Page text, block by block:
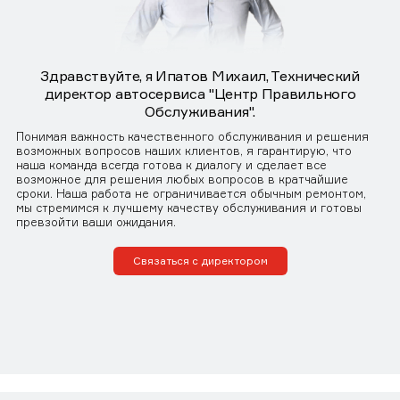
Здравствуйте, я Ипатов Михаил, Технический
директор автосервиса "Центр Правильного
Обслуживания".
Понимая важность качественного обслуживания и решения
возможных вопросов наших клиентов, я гарантирую, что
наша команда всегда готова к диалогу и сделает все
возможное для решения любых вопросов в кратчайшие
сроки. Наша работа не ограничивается обычным ремонтом,
мы стремимся к лучшему качеству обслуживания и готовы
превзойти ваши ожидания.
Связаться с директором